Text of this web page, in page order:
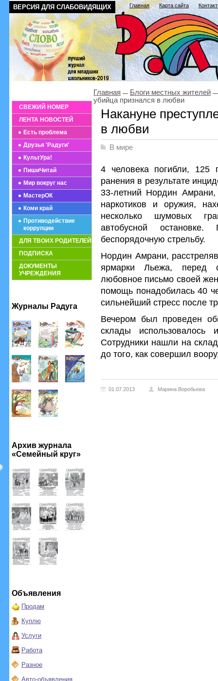
ВЕРСИЯ ДЛЯ СЛАБОВИДЯЩИХ Главная Карта сайта
СВЕЖИЙ НОМЕР
ЛЕНТА НОВОСТЕЙ
Есть проблема
Друзья 'Радуги'
КультУра!
ПишиЧитай
Мир вокруг нас
МастерОК
Коми край
Противодействие
коррупции
ДЛЯ ТВОИХ РОДИТЕЛЕЙ
ПОДПИСКА
ДОКУМЕНТЫ
УЧРЕЖДЕНИЯ
Журналы Радуга
Архив журнала
«Семейный круг»
Объявления
Продам
Куплю
Услуги
Работа
Разное
Авто-объявления
Главная
Блоги местных жителей
убийца признался в любви
Накануне
в любви
В мире
4 человека погибли, 125
ранения в результате
33-летний Нордин
наркотиков и оружия,
несколько шумовых
автобусной
беспорядочную стрельбу.
Нордин Амрани,
ярмарки Льежа, перед
любовное письмо своей
помощь понадобилась 40
сильнейший стресс после
Вечером был проведен
склады
Сотрудники нашли на
до того, как совершил
01.07.2013 Марина Воробьева